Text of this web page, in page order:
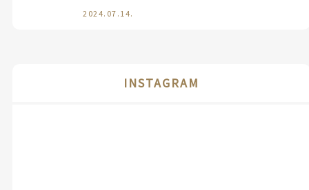
2024.07.14.
INSTAGRAM